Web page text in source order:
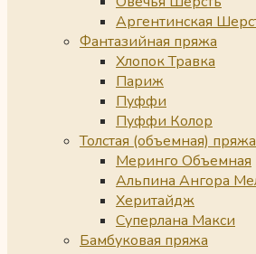
Аргентинская
Фантазийная пряжа
Хлопок Травка
Париж
Пуффи
Пуффи Колор
Толстая (объемная) пряжа
Меринго Объемная
Альпина Ангора
Херитайдж
Суперлана Макси
Бамбуковая пряжа